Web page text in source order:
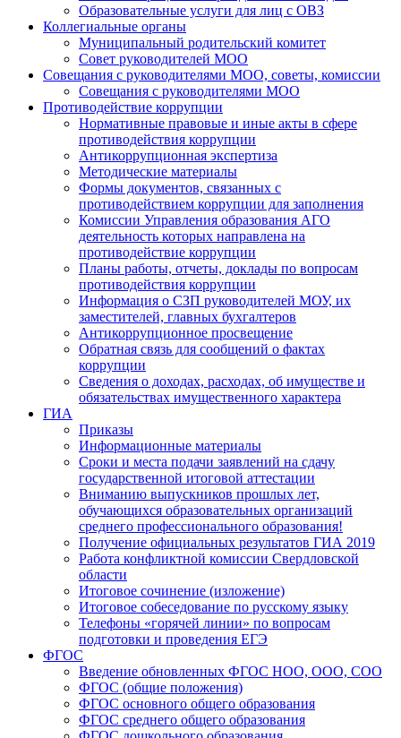
Образовательные услуги для лиц с ОВЗ
Коллегиальные органы
Муниципальный родительский комитет
Совет руководителей МОО
Совещания с руководителями МОО, советы, комиссии
Совещания с руководителями МОО
Противодействие коррупции
Нормативные правовые и иные акты в сфере
противодействия коррупции
Антикоррупционная экспертиза
Методические материалы
Формы документов, связанных с
противодействием коррупции для заполнения
Комиссии Управления образования АГО
деятельность которых направлена на
противодействие коррупции
Планы работы, отчеты, доклады по вопросам
противодействия коррупции
Информация о СЗП руководителей МОУ, их
заместителей, главных бухгалтеров
Антикоррупционное просвещение
Обратная связь для сообщений о фактах
коррупции
Сведения о доходах, расходах, об имуществе и
обязательствах имущественного характера
ГИА
Приказы
Информационные материалы
Сроки и места подачи заявлений на сдачу
государственной итоговой аттестации
Вниманию выпускников прошлых лет,
обучающихся образовательных организаций
среднего профессионального образования!
Получение официальных результатов ГИА 2019
Работа конфликтной комиссии Свердловской
области
Итоговое сочинение (изложение)
Итоговое собеседование по русскому языку
Телефоны «горячей линии» по вопросам
подготовки и проведения ЕГЭ
ФГОС
Введение обновленных ФГОС НОО, ООО, СОО
ФГОС (общие положения)
ФГОС основного общего образования
ФГОС среднего общего образования